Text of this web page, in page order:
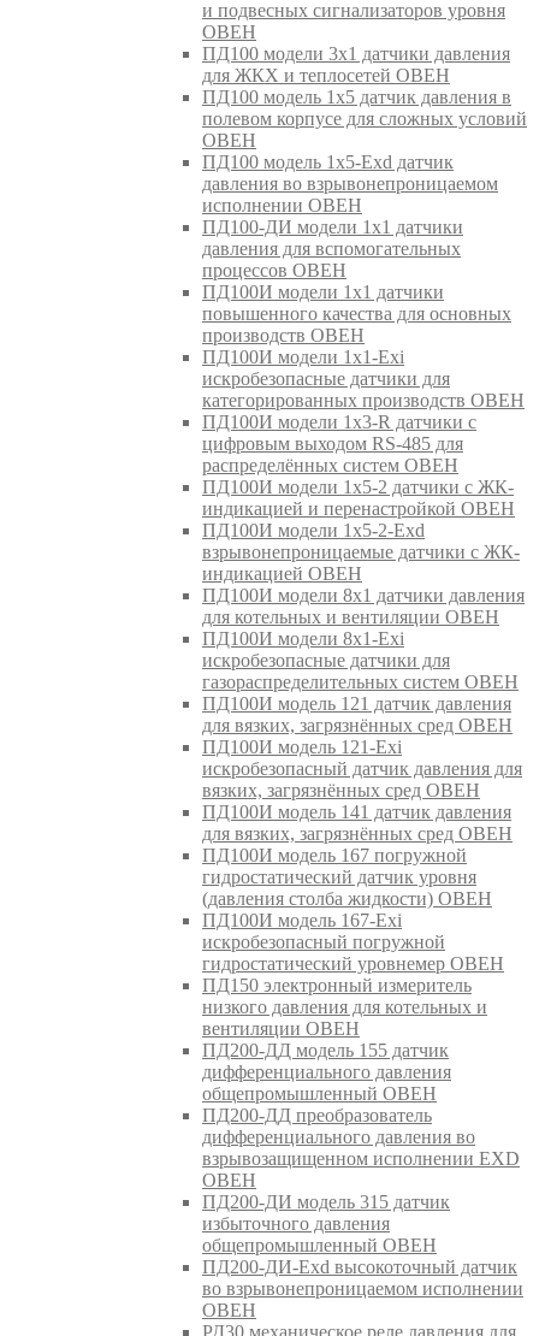
и подвесных сигнализаторов уровня
ОВЕН
ПД100 модели 3х1 датчики давления
для ЖКХ и теплосетей ОВЕН
ПД100 модель 1х5 датчик давления в
полевом корпусе для сложных условий
ОВЕН
ПД100 модель 1х5-Exd датчик
давления во взрывонепроницаемом
исполнении ОВЕН
ПД100-ДИ модели 1х1 датчики
давления для вспомогательных
процессов ОВЕН
ПД100И модели 1х1 датчики
повышенного качества для основных
производств ОВЕН
ПД100И модели 1х1-Exi
искробезопасные датчики для
категорированных производств ОВЕН
ПД100И модели 1х3-R датчики с
цифровым выходом RS-485 для
распределённых систем ОВЕН
ПД100И модели 1х5-2 датчики с ЖК-
индикацией и перенастройкой ОВЕН
ПД100И модели 1х5-2-Exd
взрывонепроницаемые датчики с ЖК-
индикацией ОВЕН
ПД100И модели 8х1 датчики давления
для котельных и вентиляции ОВЕН
ПД100И модели 8х1-Exi
искробезопасные датчики для
газораспределительных систем ОВЕН
ПД100И модель 121 датчик давления
для вязких, загрязнённых сред ОВЕН
ПД100И модель 121-Exi
искробезопасный датчик давления для
вязких, загрязнённых сред ОВЕН
ПД100И модель 141 датчик давления
для вязких, загрязнённых сред ОВЕН
ПД100И модель 167 погружной
гидростатический датчик уровня
(давления столба жидкости) ОВЕН
ПД100И модель 167-Exi
искробезопасный погружной
гидростатический уровнемер ОВЕН
ПД150 электронный измеритель
низкого давления для котельных и
вентиляции ОВЕН
ПД200-ДД модель 155 датчик
дифференциального давления
общепромышленный ОВЕН
ПД200-ДД преобразователь
дифференциального давления во
взрывозащищенном исполнении EXD
ОВЕН
ПД200-ДИ модель 315 датчик
избыточного давления
общепромышленный ОВЕН
ПД200-ДИ-Exd высокоточный датчик
во взрывонепроницаемом исполнении
ОВЕН
РД30 механическое реле давления для